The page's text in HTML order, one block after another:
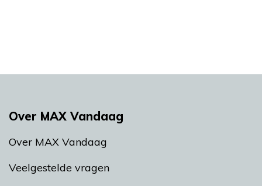
Over MAX Vandaag
Over MAX Vandaag
Veelgestelde vragen